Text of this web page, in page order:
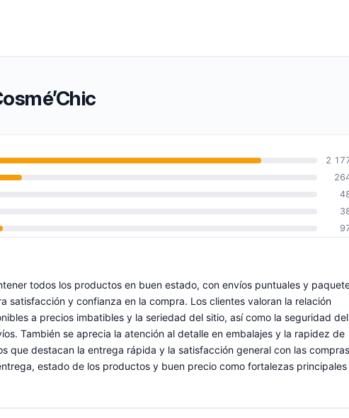
2
todos los productos en buen estado, con envíos puntuales y
satisfacción y confianza en la compra. Los clientes valoran la relación
a precios imbatibles y la seriedad del sitio, así como la seguridad del
También se aprecia la atención al detalle en embalajes y la rapidez de
que destacan la entrega rápida y la satisfacción general con las
estado de los productos y buen precio como fortalezas principales